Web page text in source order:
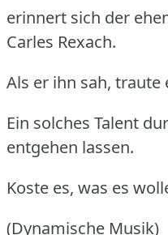
erinnert sich der
Carles Rexach.
Als er ihn sah, traute
Ein solches Talent
entgehen lassen.
Koste es, was es
(Dynamische Musik)